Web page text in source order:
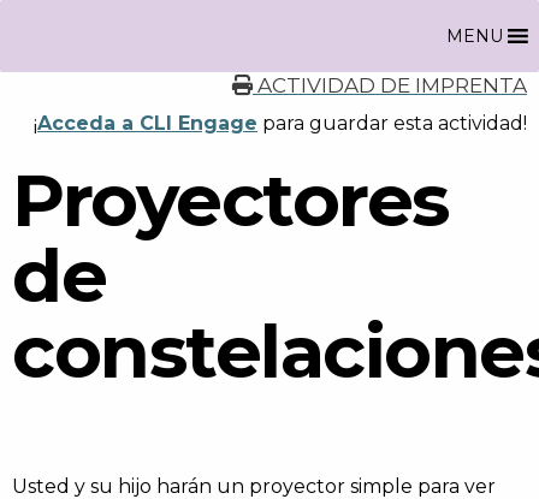
MENU
ACTIVIDAD DE IMPRENTA
¡Acceda a CLI Engage para guardar esta actividad!
Proyectores
de
Usted y su hijo harán un proyector simple para ver